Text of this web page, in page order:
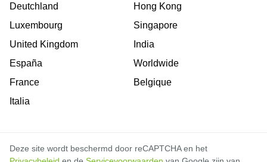
Deutchland
Luxembourg
United Kingdom
España
France
Italia
Hong Kong
Singapore
India
Worldwide
Belgique
Deze site wordt beschermd door reCAPTCHA en het